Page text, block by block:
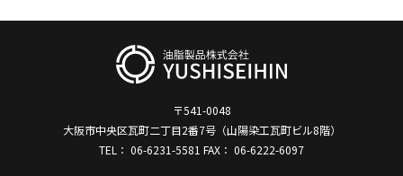
〒541-0048
大阪市中央区瓦町二丁目2番7号（山陽染工瓦町ビル8階）
TEL： 06-6231-5581 FAX： 06-6222-6097